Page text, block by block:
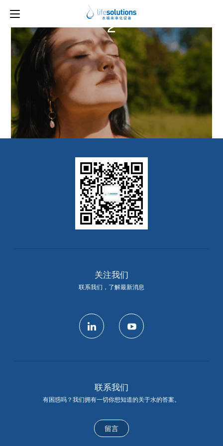
上一图片
2
关注我们
联系我们，了解最新消息
联系我们
有困惑吗？我们拥有一切你想知道的关于水的答案。
留言